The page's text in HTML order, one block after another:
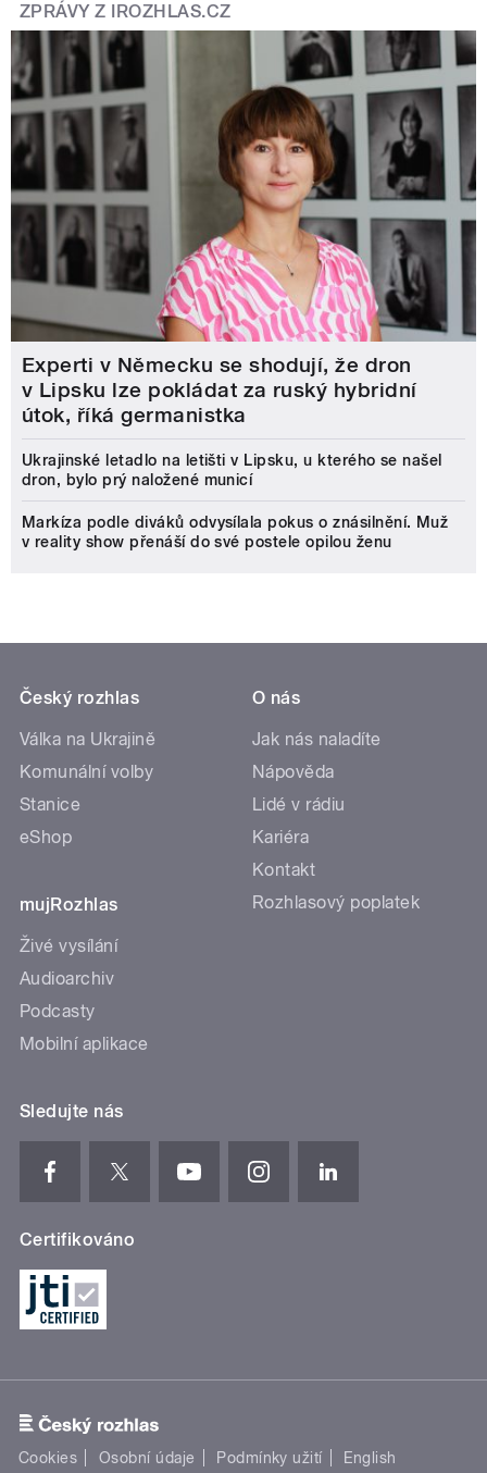
ZPRÁVY Z IROZHLAS.CZ
Experti v Německu se shodují, že dron
v Lipsku lze pokládat za ruský hybridní
útok, říká germanistka
Ukrajinské letadlo na letišti v Lipsku, u kterého se našel
dron, bylo prý naložené municí
Markíza podle diváků odvysílala pokus o znásilnění. Muž
v reality show přenáší do své postele opilou ženu
Český rozhlas
Válka na Ukrajině
Komunální volby
Stanice
eShop
mujRozhlas
Živé vysílání
Audioarchiv
Podcasty
Mobilní aplikace
O nás
Jak nás naladíte
Nápověda
Lidé v rádiu
Kariéra
Kontakt
Rozhlasový poplatek
Sledujte nás
Certifikováno
Cookies Osobní údaje Podmínky užití English